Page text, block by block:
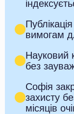
вимогам
Науковий
без
Софія
захисту
місяців